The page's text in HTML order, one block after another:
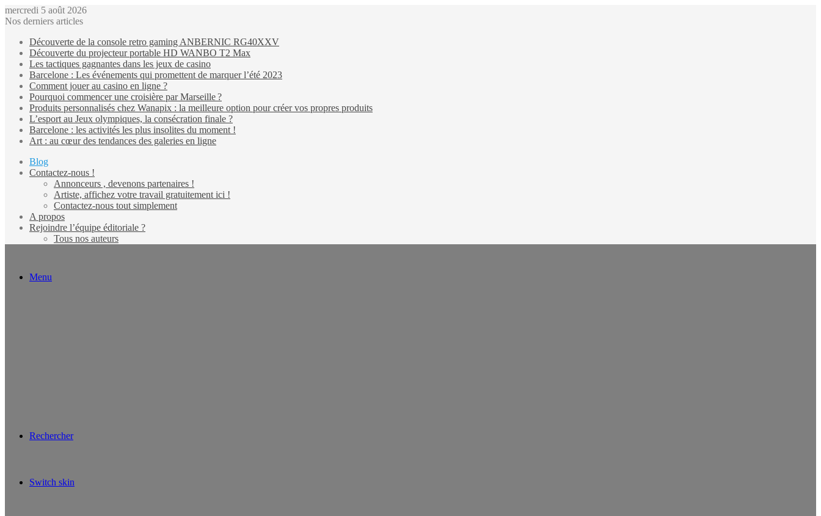
mercredi 5 août 2026
Nos derniers articles
Découverte de la console retro gaming ANBERNIC RG40XXV
Découverte du projecteur portable HD WANBO T2 Max
Les tactiques gagnantes dans les jeux de casino
Barcelone : Les événements qui promettent de marquer l’été 2023
Comment jouer au casino en ligne ?
Pourquoi commencer une croisière par Marseille ?
Produits personnalisés chez Wanapix : la meilleure option pour créer vos propres produits
L’esport au Jeux olympiques, la consécration finale ?
Barcelone : les activités les plus insolites du moment !
Art : au cœur des tendances des galeries en ligne
Blog
Contactez-nous !
Annonceurs , devenons partenaires !
Artiste, affichez votre travail gratuitement ici !
Contactez-nous tout simplement
A propos
Rejoindre l’équipe éditoriale ?
Tous nos auteurs
Menu
Rechercher
Switch skin